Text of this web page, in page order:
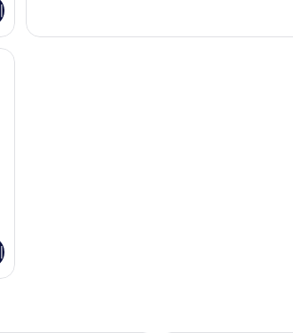
히
, 객실 내 금고, 책상